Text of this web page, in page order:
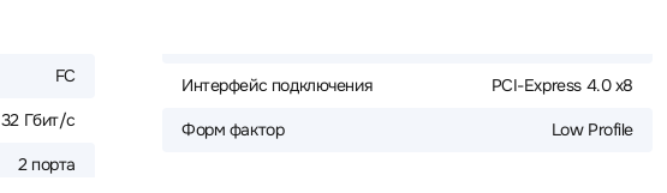
FC
32 Гбит/с
2 порта
Интерфейс подключения PCI-Express 4.0 x8
Форм фактор Low Profile